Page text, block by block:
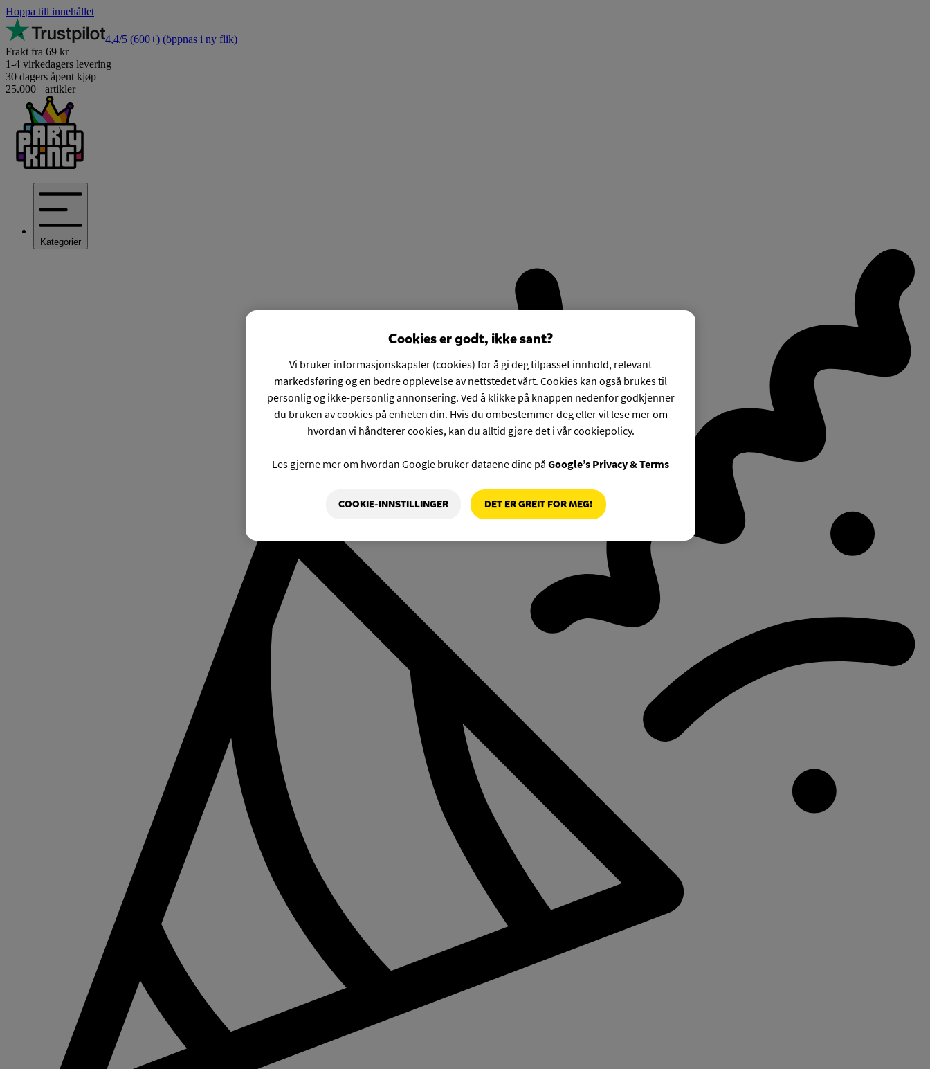
Hoppa till innehållet
4,4/5 (600+) (öppnas i ny flik)
Frakt fra 69 kr
1-4 virkedagers levering
30 dagers åpent kjøp
25.000+ artikler
Kategorier
Cookies er godt, ikke sant?
Vi bruker informasjonskapsler (cookies) for å gi deg tilpasset innhold, relevant
markedsføring og en bedre opplevelse av nettstedet vårt. Cookies kan også brukes til
personlig og ikke-personlig annonsering. Ved å klikke på knappen nedenfor godkjenner
du bruken av cookies på enheten din. Hvis du ombestemmer deg eller vil lese mer om
hvordan vi håndterer cookies, kan du alltid gjøre det i vår cookiepolicy.
Les gjerne mer om hvordan Google bruker dataene dine på Google’s Privacy & Terms
COOKIE-INNSTILLINGER DET ER GREIT FOR MEG!